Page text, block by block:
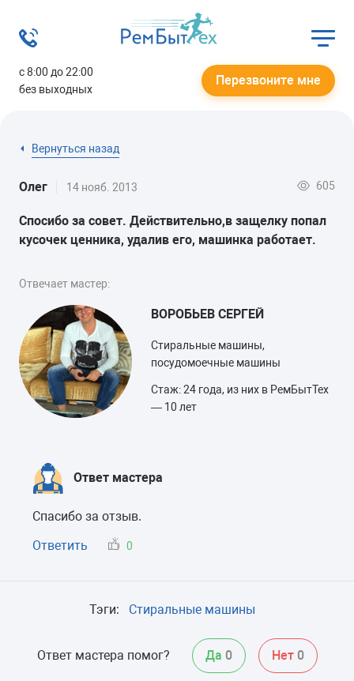
с 8:00 до 22:00
без выходных
Перезвоните мне
Вернуться назад
Олег 14 нояб. 2013 605
Спосибо за совет. Действительно,в защелку попал
кусочек ценника, удалив его, машинка работает.
Отвечает мастер:
ВОРОБЬЕВ СЕРГЕЙ
Стиральные машины,
посудомоечные машины
Стаж: 24 года, из них в РемБытТех
— 10 лет
Ответ мастера
Спасибо за отзыв.
Ответить
0
Тэги: Стиральные машины
Ответ мастера помог? Да 0 Нет 0